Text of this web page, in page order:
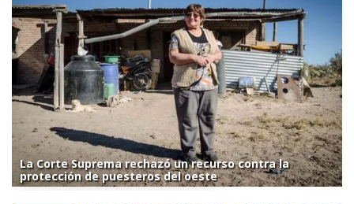
La Corte Suprema rechazó un recurso contra la
protección de puesteros del oeste